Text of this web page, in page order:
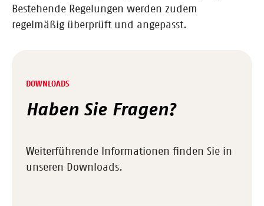
Bestehende Regelungen werden zudem
regelmäßig überprüft und angepasst.
DOWNLOADS
Haben Sie Fragen?
Weiterführende Informationen finden Sie in
unseren Downloads.